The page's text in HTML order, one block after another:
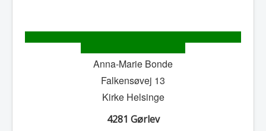
Anna-Marie Bonde
Falkensøvej 13
Kirke Helsinge
4281 Gørlev